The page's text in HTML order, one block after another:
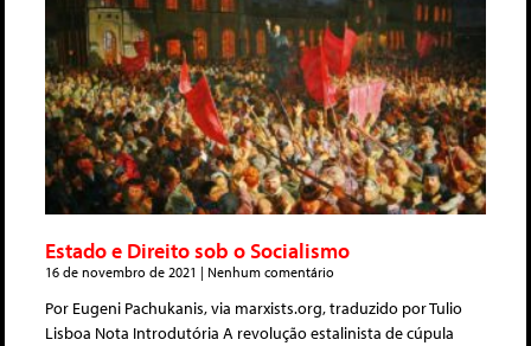
Estado e Direito sob o Socialismo
16 de novembro de 2021 Nenhum comentário
Por Eugeni Pachukanis, via marxists.org, traduzido por Tulio
Lisboa Nota Introdutória A revolução estalinista de cúpula